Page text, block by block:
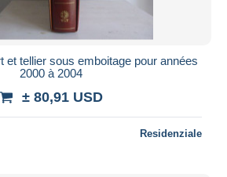
et tellier sous emboitage pour années
2000 à 2004
± 80,91 USD
Residenziale